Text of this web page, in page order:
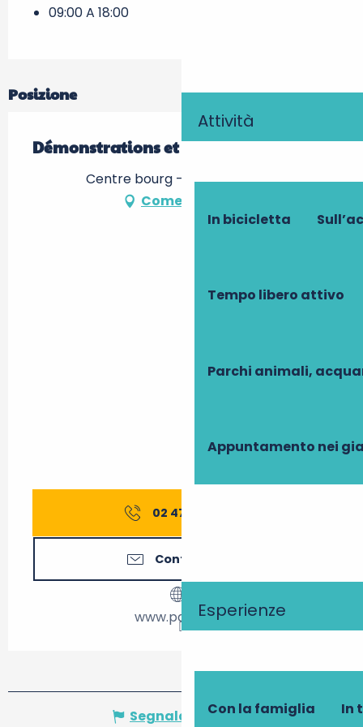
Attività
In bicicletta
Tempo libero attivo
Parchi animali,
Appuntamento nei
Esperienze
Con la famiglia In
09:00 A 18:00
Posizione
Démonstrations et ateliers
Centre bourg -, 37350 Paulmy
Come arrivare
02 47 59 66
Contattateci
www.paulmy.fr
Segnala un errore